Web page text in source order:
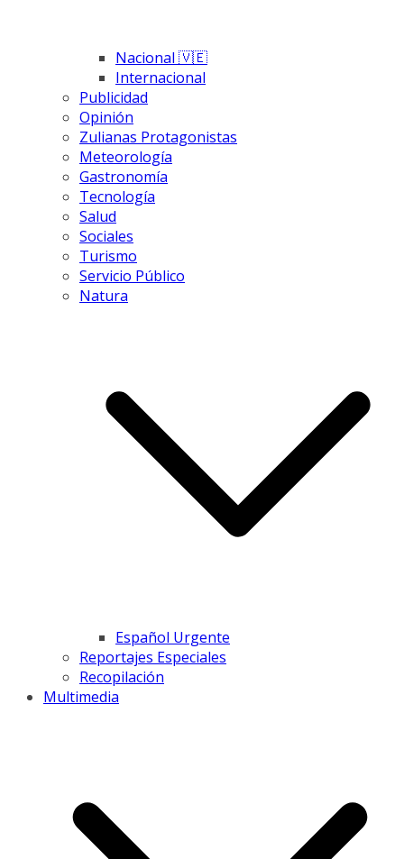
Nacional 🇻🇪
Internacional
Publicidad
Opinión
Zulianas Protagonistas
Meteorología
Gastronomía
Tecnología
Salud
Sociales
Turismo
Servicio Público
Natura
Español Urgente
Reportajes Especiales
Recopilación
Multimedia